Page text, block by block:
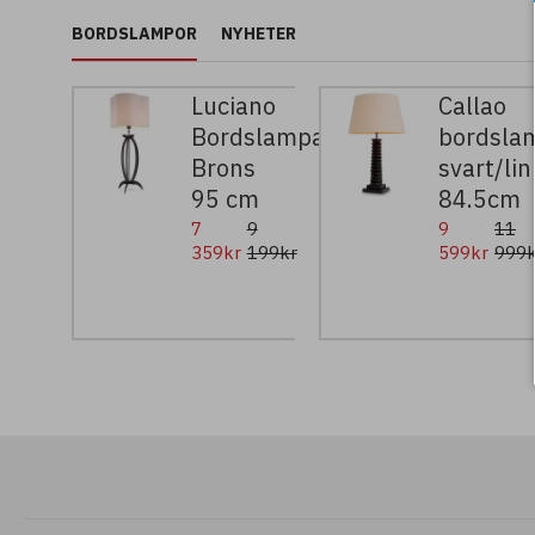
BORDSLAMPOR NYHETER
Luciano
Bordslampa
Brons
95 cm
7
359kr
9
199kr
Callao
svart/
84.5cm
9
599kr
11
999kr